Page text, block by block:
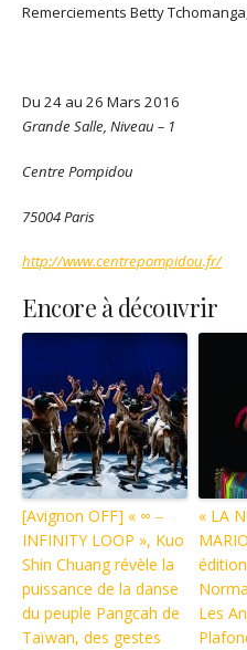
Remerciements Betty
Du 24 au 26 Mars 2016
Grande Salle, Niveau – 1
Centre Pompidou
75004 Paris
http://www.centrepompidou.fr/
Encore à découvrir
[Avignon OFF] « ∞ ‒
INFINITY LOOP », Kuo
Shin Chuang révèle la
puissance de la danse
du peuple Pangcah de
Taïwan, des gestes
« LA
Les